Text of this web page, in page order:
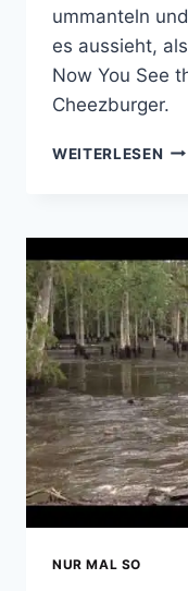
ummanteln
es aussieht,
Now You See
Cheezburger.
WEITERLESEN
NUR MAL SO